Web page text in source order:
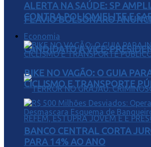
FLÁVIO BOLSONARO
CANDIDATO A VICE-
ALERTA NA SAÚDE: SP
CONTRA POLIOMIELITE E
Economia
BIKE NO VAGÃO: O GUIA
CICLISMO E TRANSPORTE
BANCO CENTRAL CORTA
PARA 14% AO ANO